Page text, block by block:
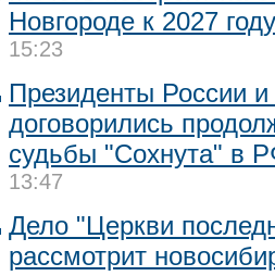
Новгороде к 2027 году
15:23
Президенты России
договорились
судьбы "Сохнута" в
13:47
Дело "Церкви
рассмотрит